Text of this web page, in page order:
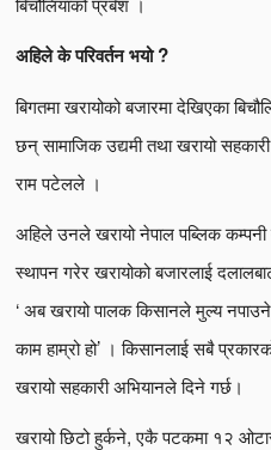
अहिले के परिवर्तन भयो ?
बिगतमा खरायोको बजारमा देखिएका
छन् सामाजिक उद्यमी तथा खरायो
राम पटेलले ।
अहिले उनले खरायो नेपाल पब्लिक कम्पनी
स्थापन गरेर खरायोको बजारलाई
‘ अब खरायो पालक किसानले मुल्य
काम हाम्रो हो’ । किसानलाई सबै
खरायो सहकारी अभियानले दिने गर्छ।
खरायो छिटो हुर्कने, एकै पटकमा १२